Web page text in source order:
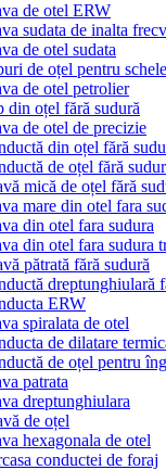
de otel ERW
sudata de inalta
de otel sudata
de oțel pentru schele
de otel petrolier
din oțel fără sudură
de otel de precizie
din oțel fără
de oțel fără
mică de oțel fără
mare din otel fara
din otel fara sudura
din otel fara sudura
pătrată fără sudură
dreptunghiulară
ERW
spiralata de otel
de dilatare
de oțel pentru
patrata
dreptunghiulara
de oțel
hexagonala de otel
conductei de foraj